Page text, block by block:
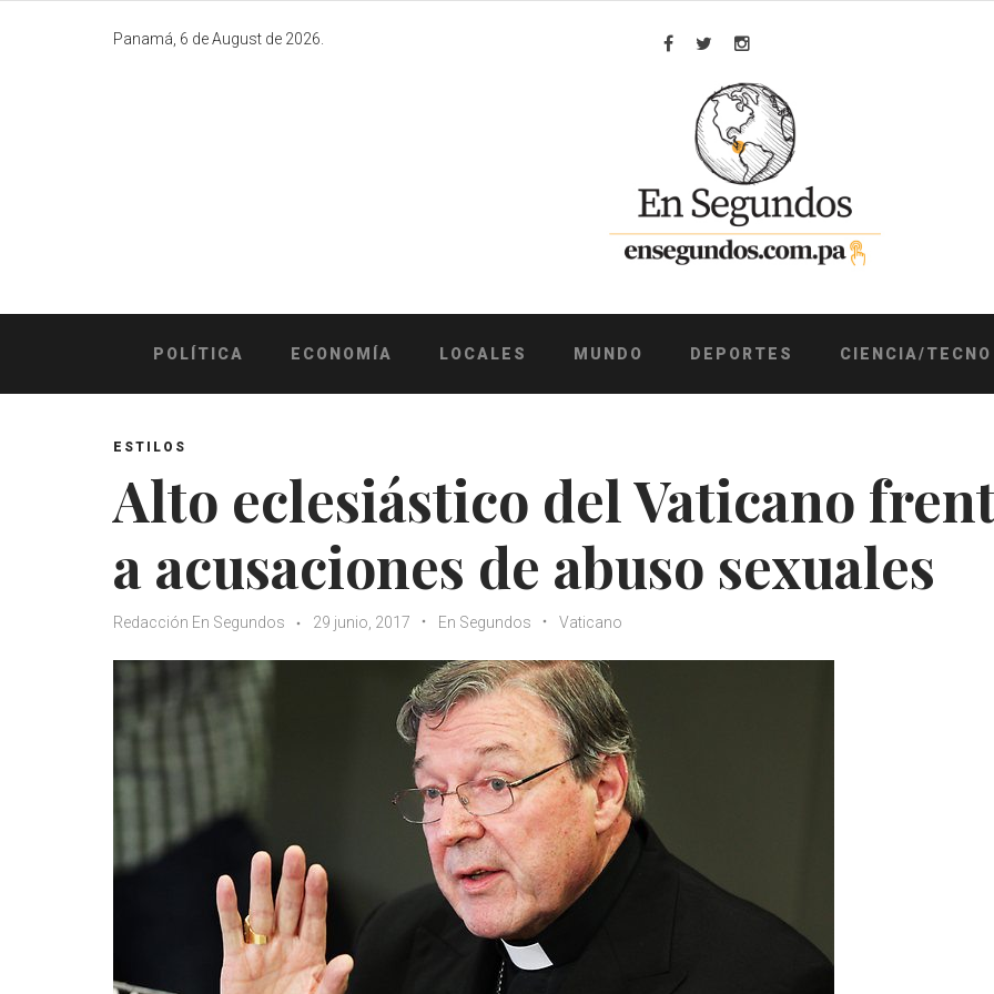
Panamá, 6 de August de 2026.
Facebook
TwitterInstagram
POLÍTICA ECONOMÍA LOCALES MUNDO DEPORTES CIENCIA/TECNO
ESTILOS
Alto eclesiástico del Vaticano
a acusaciones de abuso sexuales
Redacción En Segundos 29 junio, 2017 En Segundos Vaticano